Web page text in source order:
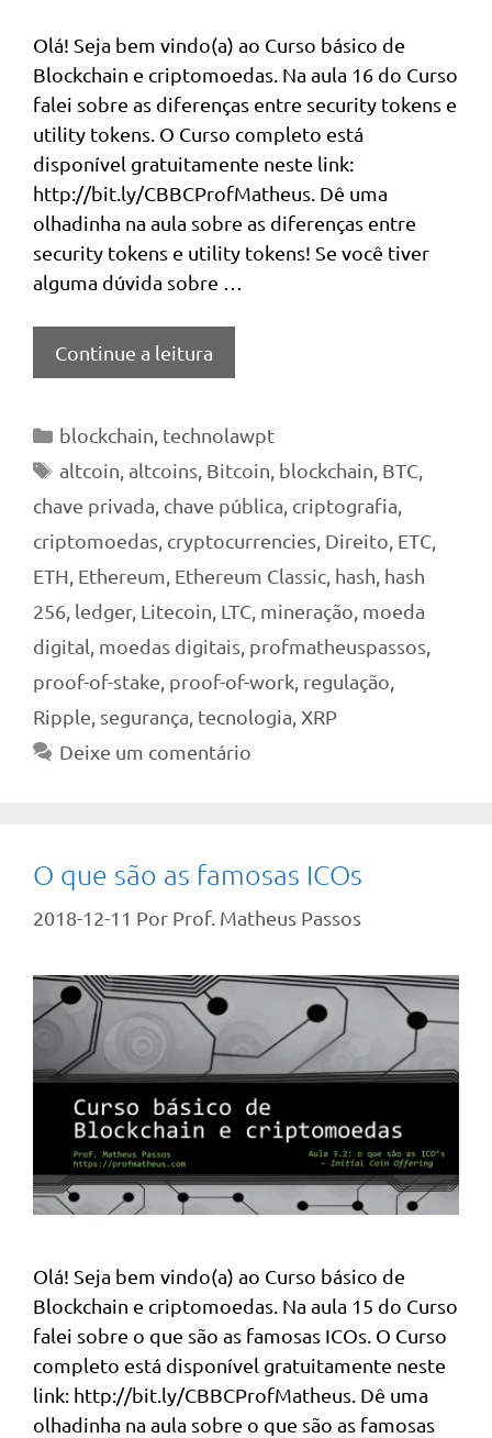
Olá! Seja bem vindo(a) ao Curso básico de
Blockchain e criptomoedas. Na aula 16 do Curso
falei sobre as diferenças entre security tokens e
utility tokens. O Curso completo está
disponível gratuitamente neste link:
http://bit.ly/CBBCProfMatheus. Dê uma
olhadinha na aula sobre as diferenças entre
security tokens e utility tokens! Se você tiver
alguma dúvida sobre …
Continue a leitura
Categorias
blockchain technolawpt
Tags
altcoin altcoins, Bitcoin blockchain BTC,
chave privada chave pública criptografia
criptomoedas cryptocurrencies Direito ETC
ETH Ethereum Ethereum Classic hash hash
256 ledger, Litecoin LTC mineração moeda
digital moedas digitais profmatheuspassos
proof-of-stake proof-of-work regulação
Ripple segurança tecnologia XRP
Deixe um comentário
O que são as famosas ICOs
2018-12-11 Por Prof. Matheus Passos
Olá! Seja bem vindo(a) ao Curso básico de
Blockchain e criptomoedas. Na aula 15 do Curso
falei sobre o que são as famosas ICOs. O Curso
completo está disponível gratuitamente neste
link: http://bit.ly/CBBCProfMatheus. Dê uma
olhadinha na aula sobre o que são as famosas